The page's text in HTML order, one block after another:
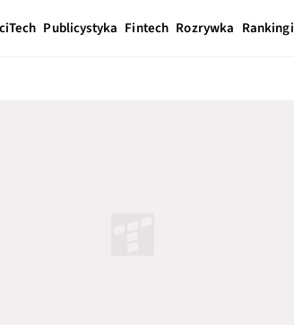
Tech Publicystyka Fintech Rozrywka Rankingi